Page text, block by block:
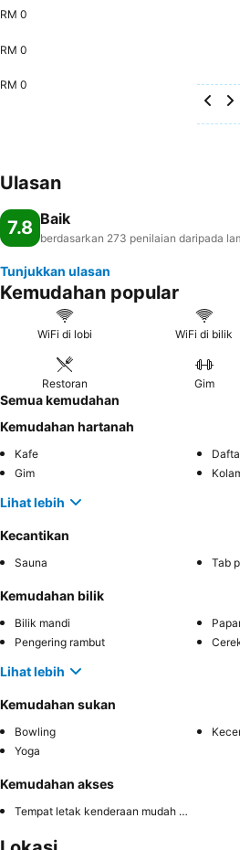
RM 0
RM 0
RM 0
Ulasan
7.8 Baik
berdasarkan 273 penilaian daripada
Tunjukkan ulasan
Kemudahan popular
WiFi di lobi WiFi di bilik
Restoran Gim
Semua kemudahan
Kemudahan hartanah
Kafe
Gim
Lihat lebih
Kecantikan
Sauna Tab
Kemudahan bilik
Bilik mandi
Pengering rambut
Lihat lebih
Kemudahan sukan
Bowling
Yoga
Kemudahan akses
Tempat letak kenderaan mudah diakses